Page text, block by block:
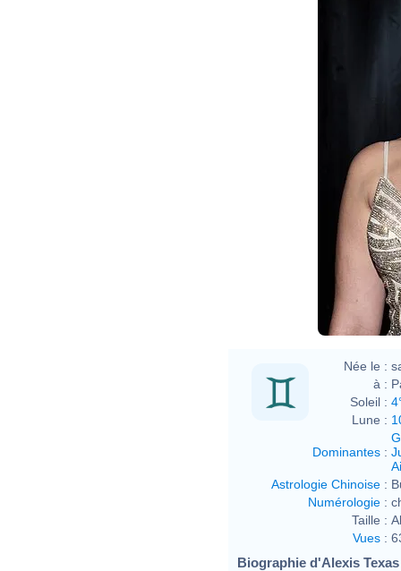
Née le :
à :
Soleil :
Lune :
Dominantes :
Astrologie Chinoise :
Numérologie :
Taille :
Vues :
Biographie d'Alexis